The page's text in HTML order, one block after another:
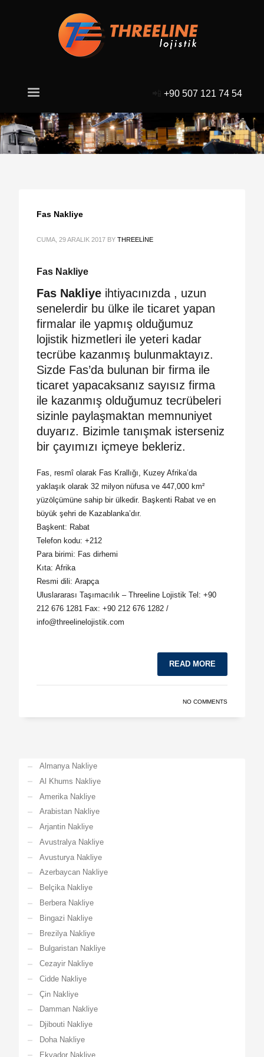
+90 507 121 74 54
Fas Nakliye
CUMA, 29 ARALIK 2017 BYTHREELINE
Fas Nakliye
Fas Nakliye ihtiyacınızda , uzun
senelerdir bu ülke ile ticaret yapan
firmalar ile yapmış olduğumuz
lojistik hizmetleri ile yeteri kadar
tecrübe kazanmış bulunmaktayız.
Sizde Fas’da bulunan bir firma ile
ticaret yapacaksanız sayısız firma
ile kazanmış olduğumuz tecrübeleri
sizinle paylaşmaktan memnuniyet
duyarız. Bizimle tanışmak isterseniz
bir çayımızı içmeye bekleriz.
Fas, resmî olarak Fas Krallığı, Kuzey Afrika’da
yaklaşık olarak 32 milyon nüfusa ve 447,000 km²
yüzölçümüne sahip bir ülkedir. Başkenti Rabat ve en
büyük şehri de Kazablanka’dır.
Başkent: Rabat
Telefon kodu:+212
Para birimi: Fas dirhemi
Kıta:Afrika
Resmi dili:Arapça
Uluslararası Taşımacılık – Threeline Lojistik Tel: +90
212 676 1281 Fax: +90 212 676 1282 /
info@threelinelojistik.com
READ MORE
NO COMMENTS
Almanya Nakliye
Al Khums Nakliye
Amerika Nakliye
Arabistan Nakliye
Arjantin Nakliye
Avustralya Nakliye
Avusturya Nakliye
Azerbaycan Nakliye
Belçika Nakliye
Berbera Nakliye
Bingazi Nakliye
Brezilya Nakliye
Bulgaristan Nakliye
Cezayir Nakliye
Cidde Nakliye
Çin Nakliye
Damman Nakliye
Djibouti Nakliye
Doha Nakliye
Ekvador Nakliye